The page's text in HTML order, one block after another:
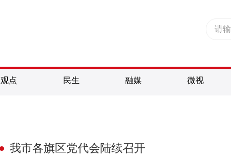
观点 民生 融媒 微视
我市各旗区党代会陆续召开